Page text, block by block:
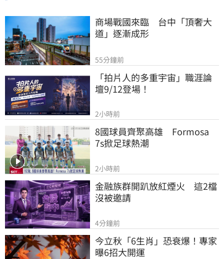
商場戰國來臨　台中「頂奢大
道」逐漸成形
55分鐘前
「拍片人的多重宇宙」職涯論
壇9/12登場！
2小時前
8國球員齊聚高雄　Formosa
7s掀足球熱潮
2小時前
金融族群開趴放紅煙火　這2檔
沒被邀請
4分鐘前
今立秋「6生肖」恐衰爆！專家
曝6招大開運